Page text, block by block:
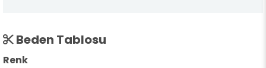
Beden Tablosu
Renk